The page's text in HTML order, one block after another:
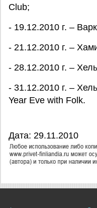
Club;
- 19.12.2010 г. –
- 21.12.2010 г. –
- 28.12.2010 г. –
- 31.12.2010 г. –
Year Eve with Folk.
Дата: 29.11.2010